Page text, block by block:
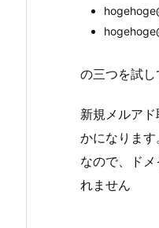
の三つを試し
新規メルア
かになります
なので、ド
れません